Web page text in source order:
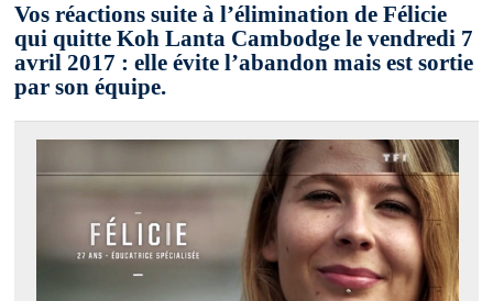
Vos réactions suite à l’élimination de Félicie
qui quitte Koh Lanta Cambodge le vendredi 7
avril 2017 : elle évite l’abandon mais est sortie
par son équipe.